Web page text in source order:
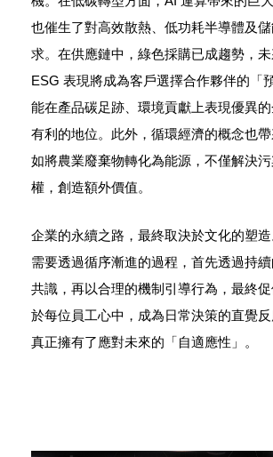
也催生了對高效散熱、低功耗半導體及
求。在供應鏈中，綠色採購已成趨勢，
ESG 表現將成為客戶選擇合作夥伴的「
能在產品碳足跡、環境貢獻上表現優異
有利的地位。此外，循環經濟的概念也
如將農業廢棄物轉化為能源，不僅解決
權，創造額外價值。
企業的永續之路，最終取決於文化的塑造
需要透過循序漸進的過程，首先透過持
共識，再以合理的機制引導行為，最終
於每位員工心中，成為日常決策的直覺
真正擁有了應對未來的「自適應性」。